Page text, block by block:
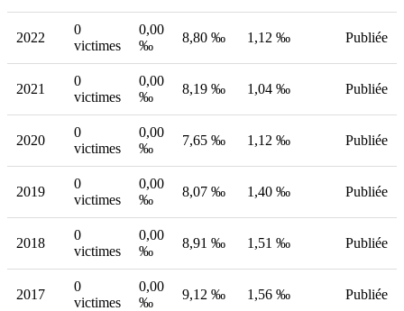
2022
0
victimes
0,00
‰
8,80 ‰ 1,12 ‰ Publiée
2021
0
victimes
0,00
‰
8,19 ‰ 1,04 ‰ Publiée
2020
0
victimes
0,00
‰
7,65 ‰ 1,12 ‰ Publiée
2019
0
victimes
0,00
‰
8,07 ‰ 1,40 ‰ Publiée
2018
0
victimes
0,00
‰
8,91 ‰ 1,51 ‰ Publiée
2017
0
victimes
0,00
‰
9,12 ‰ 1,56 ‰ Publiée